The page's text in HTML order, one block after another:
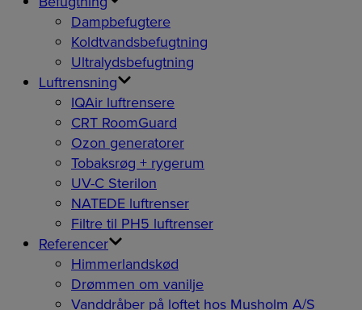
Dampbefugtere
Koldtvandsbefugtning
Ultralydsbefugtning
Luftrensning
IQAir luftrensere
CRT RoomGuard
Ozon generatorer
Tobaksrøg + rygerum
UV-C Sterilon
NATEDE luftrenser
Filtre til PH5 luftrenser
Referencer
Himmerlandskød
Drømmen om vanilje
Vanddråber på loftet hos Musholm A/S